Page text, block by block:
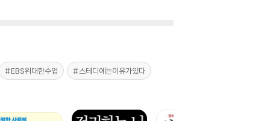
#EBS위대한수업 #스테디에는이유가있다